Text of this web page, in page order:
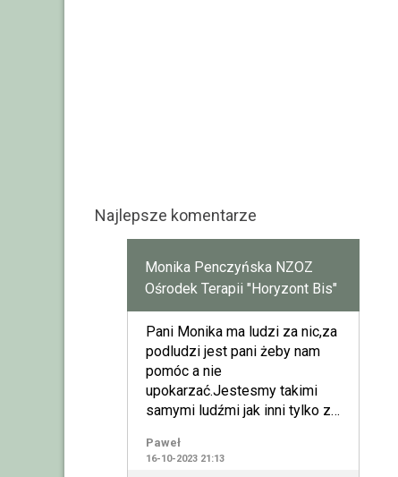
Najlepsze komentarze
Monika Penczyńska NZOZ
Ośrodek Terapii "Horyzont Bis"
Pani Monika ma ludzi za nic,za
podludzi jest pani żeby nam
pomóc a nie
upokarzać.Jestesmy takimi
samymi ludźmi jak inni tylko z
powinn
Paweł
16-10-2023 21:13